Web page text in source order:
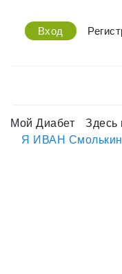
Вход
Мой Диабет
Здесь
Я ИВАН Смолькин